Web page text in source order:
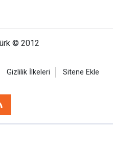
© 2012
Gizlilik İlkeleri Sitene Ekle